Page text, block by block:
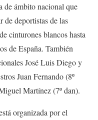
de ámbito nacional que
de deportistas de las
cinturones blancos hasta
de España. También
José Luis Diego y
Juan Fernando (8º
Martínez (7º dan).
organizada por el